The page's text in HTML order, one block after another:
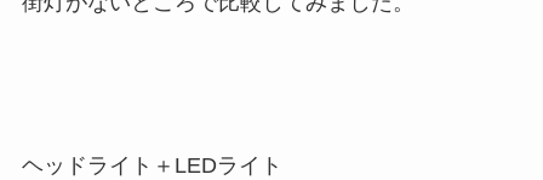
ヘッドライト＋LEDライト